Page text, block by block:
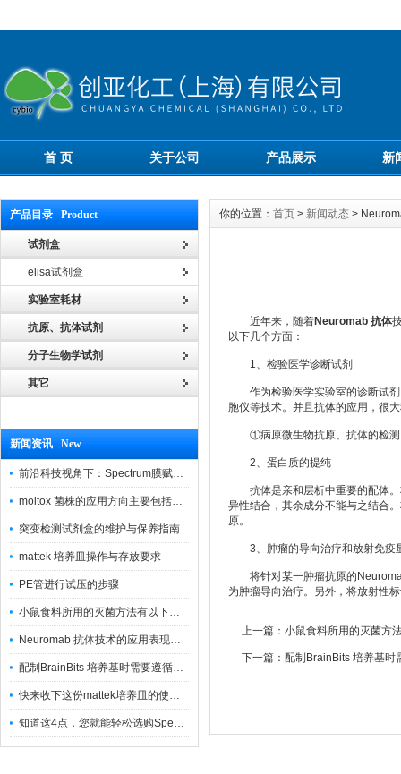
首 页 关于公司 产品展示 新
产品目录 Product
试剂盒
elisa试剂盒
实验室耗材
抗原、抗体试剂
分子生物学试剂
其它
新闻资讯 New
前沿科技视角下：Spectrum膜赋能精密制造
moltox 菌株的应用方向主要包括以下几个方面
突变检测试剂盒的维护与保养指南
mattek 培养皿操作与存放要求
PE管进行试压的步骤
小鼠食料所用的灭菌方法有以下三种
Neuromab 抗体技术的应用表现在这几方面
配制BrainBits 培养基时需要遵循的原则
快来收下这份mattek培养皿的使用指南
知道这4点，您就能轻松选购Spectrum 膜
你的位置： 首页 > 新闻动态 >
近年来，随着Neuromab 抗体
以下几个方面：
1、检验医学诊断试剂
作为检验医学实验室的诊断试剂
胞仪等技术。并且抗体的应用，很
①病原微生物抗原、抗体的检测
2、蛋白质的提纯
抗体是亲和层析中重要的配体。
异性结合，其余成分不能与之结合
原。
3、肿瘤的导向治疗和放射免疫
将针对某一肿瘤抗原的
为肿瘤导向治疗。另外，将放射性
上一篇： 小鼠食料所用的灭菌方
下一篇： 配制BrainBits 培养基时